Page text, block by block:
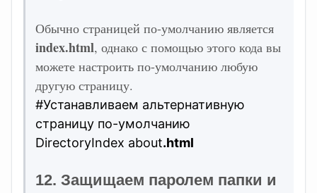
Обычно страницей по-умолчанию является
index.html, однако с помощью этого кода вы
можете настроить по-умолчанию любую
другую страницу.
#Устанавливаем альтернативную
страницу по-умолчанию
DirectoryIndex about.html
12. Защищаем паролем папки и